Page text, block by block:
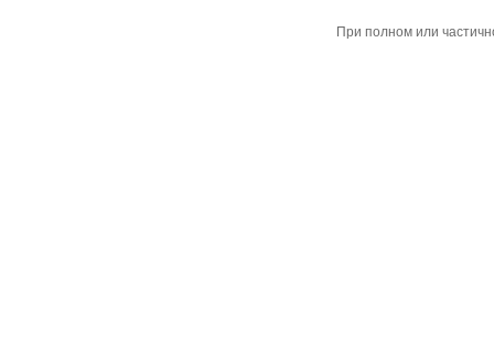
При полном или